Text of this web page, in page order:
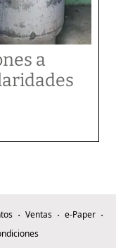
a
Ventas
e-Paper